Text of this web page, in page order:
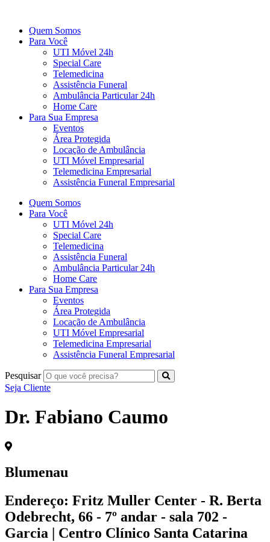
conteúdo
Quem Somos
Para Você
UTI Móvel 24h
Special Care
Telemedicina
Assistência Funeral
Ambulância Particular 24h
Home Care
Para Sua Empresa
Eventos
Área Protegida
Locação de Ambulância
UTI Móvel Empresarial
Telemedicina Empresarial
Assistência Funeral Empresarial
Quem Somos
Para Você
UTI Móvel 24h
Special Care
Telemedicina
Assistência Funeral
Ambulância Particular 24h
Home Care
Para Sua Empresa
Eventos
Área Protegida
Locação de Ambulância
UTI Móvel Empresarial
Telemedicina Empresarial
Assistência Funeral Empresarial
Pesquisar
Seja Cliente
Dr. Fabiano Caumo
Blumenau
Endereço: Fritz Muller Center - R. Berta
Odebrecht, 66 - 7º andar - sala 702 -
Garcia | Centro Clínico Santa Catarina